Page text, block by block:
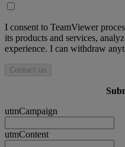
I consent to TeamViewer
its products and services,
experience. I can withdraw
Contact us
utmCampaign
utmContent